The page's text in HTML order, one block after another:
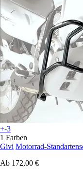
+-3
1 Farben
Givi Motorrad-
Ab 172,00 €